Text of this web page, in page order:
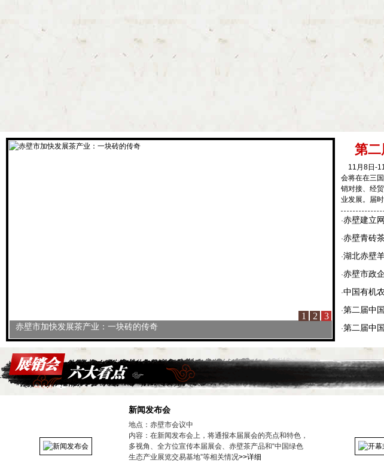
赤壁市加快发展茶产业：一块砖的传奇
1 2 3
第二
11月8日-
会将在在三
销对接、经
业发展。届
·赤壁建立
·赤壁青砖
·湖北赤壁
·赤壁市政
·中国有机
·第二届中
·第二届中
新闻发布会
地点：赤壁市会议中
内容：在新闻发布会上，将通报本届展会的亮点和特色，
多视角、全方位宣传本届展会、赤壁茶产品和“中国绿色
生态产业展览交易基地”等相关情况>>详细